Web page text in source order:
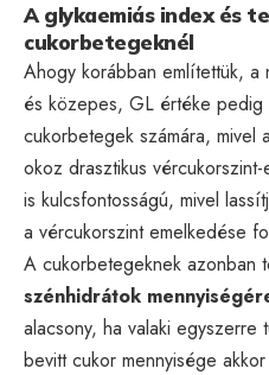
A glykaemiás index és
cukorbetegeknél
Ahogy korábban említettük, a
és közepes, GL értéke pedig
cukorbetegek számára, mivel
okoz drasztikus
is kulcsfontosságú, mivel
a vércukorszint emelkedése
A cukorbetegeknek azonban
szénhidrátok
alacsony, ha valaki egyszerre
bevitt cukor mennyisége